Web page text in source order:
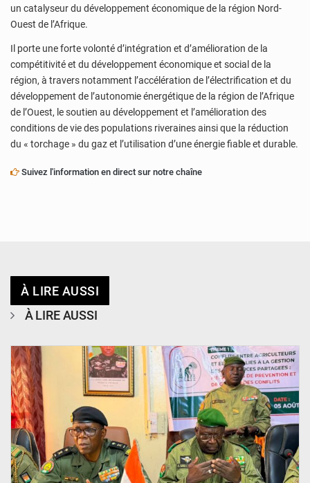
un catalyseur du développement économique de la région Nord-
Ouest de l’Afrique.
Il porte une forte volonté d’intégration et d’amélioration de la
compétitivité et du développement économique et social de la
région, à travers notamment l’accélération de l’électrification et du
développement de l’autonomie énergétique de la région de l’Afrique
de l’Ouest, le soutien au développement et l’amélioration des
conditions de vie des populations riveraines ainsi que la réduction
du « torchage » du gaz et l’utilisation d’une énergie fiable et durable.
Suivez l'information en direct sur notre chaîne
À LIRE AUSSI
À LIRE AUSSI